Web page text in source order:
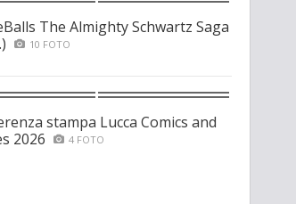
The Almighty Schwartz Saga
10 FOTO
stampa Lucca Comics and
2026
4 FOTO